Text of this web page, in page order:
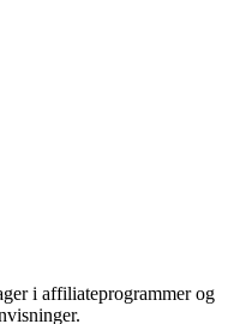
i affiliateprogrammer og